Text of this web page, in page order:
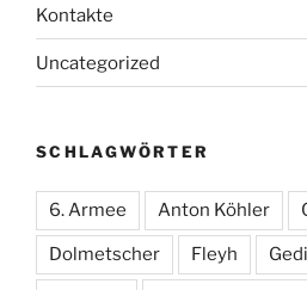
Kontakte
Uncategorized
SCHLAGWÖRTER
6. Armee Anton Köhler
Dolmetscher Fleyh